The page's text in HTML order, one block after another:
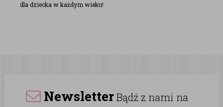
dla dziecka w każdym wieku!
NewsletterBądź z nami na